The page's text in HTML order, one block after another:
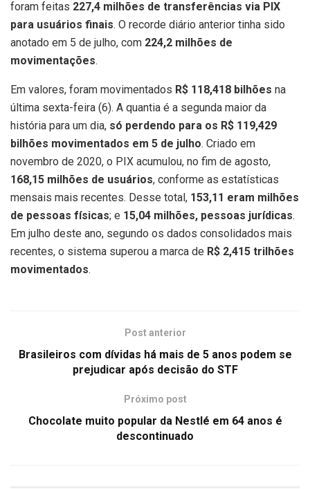
foram feitas 227,4 milhões de transferências via PIX
para usuários finais. O recorde diário anterior tinha sido
anotado em 5 de julho, com 224,2 milhões de
movimentações.
Em valores, foram movimentados R$ 118,418 bilhões na
última sexta-feira (6). A quantia é a segunda maior da
história para um dia, só perdendo para os R$ 119,429
bilhões movimentados em 5 de julho. Criado em
novembro de 2020, o PIX acumulou, no fim de agosto,
168,15 milhões de usuários, conforme as estatísticas
mensais mais recentes. Desse total, 153,11 eram milhões
de pessoas físicas; e 15,04 milhões, pessoas jurídicas.
Em julho deste ano, segundo os dados consolidados mais
recentes, o sistema superou a marca de R$ 2,415 trilhões
movimentados.
Post anterior
Brasileiros com dívidas há mais de 5 anos podem se
prejudicar após decisão do STF
Próximo post
Chocolate muito popular da Nestlé em 64 anos é
descontinuado